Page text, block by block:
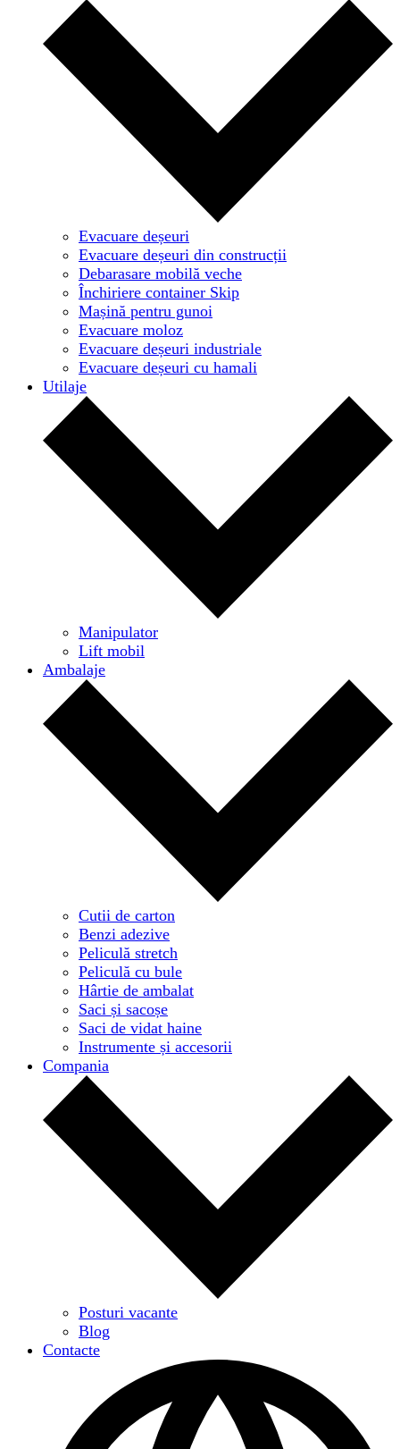
Evacuare deșeuri
Evacuare deșeuri din construcții
Debarasare mobilă veche
Închiriere container Skip
Mașină pentru gunoi
Evacuare moloz
Evacuare deșeuri industriale
Evacuare deșeuri cu hamali
Utilaje
Manipulator
Lift mobil
Ambalaje
Cutii de carton
Benzi adezive
Peliculă stretch
Peliculă cu bule
Hârtie de ambalat
Saci și sacoșe
Saci de vidat haine
Instrumente și accesorii
Compania
Posturi vacante
Blog
Contacte